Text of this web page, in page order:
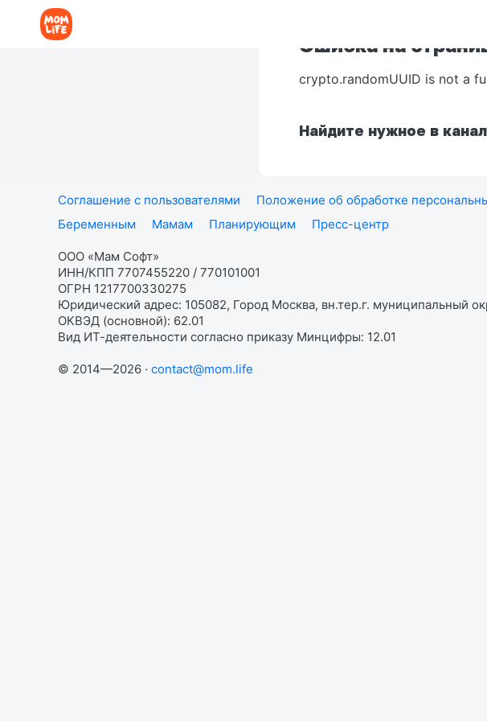
Ошибка на
crypto.randomUUID is not a
Найдите нужное в
Соглашение с пользователями Положение об обработке
Беременным
Мамам Планирующим Пресс-центр
ООО «Мам Софт»
ИНН/КПП 7707455220 / 770101001
ОГРН 1217700330275
Юридический адрес: 105082, Город Москва, вн.тер.г. муниципальный
ОКВЭД (основной): 62.01
Вид ИТ-деятельности согласно приказу Минцифры: 12.01
© 2014—2026 · contact@mom.life